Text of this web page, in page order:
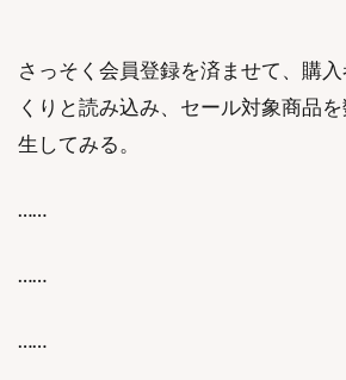
さっそく会員登録を済ませて、購
くりと読み込み、セール対象商品
生してみる。
……
……
……